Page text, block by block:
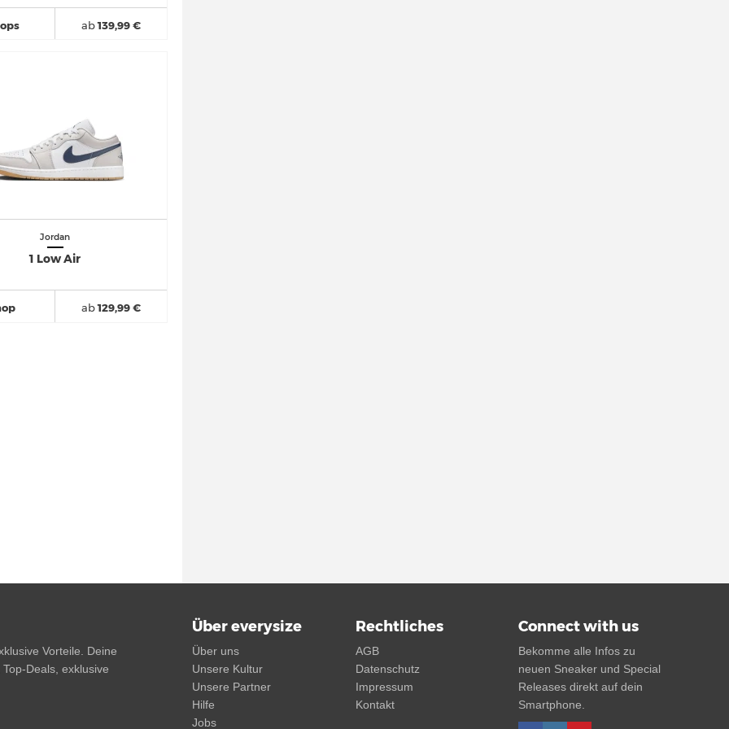
ab139,99 €
Jordan
1 Low Air
ab129,99 €
Vorteile. Deine
Deals, exklusive
Über everysize
Über uns
Unsere Kultur
Unsere Partner
Hilfe
Jobs
Rechtliches
AGB
Datenschutz
Impressum
Kontakt
Connect with us
Bekomme alle Infos zu
neuen Sneaker und Special
Releases direkt auf dein
Smartphone.